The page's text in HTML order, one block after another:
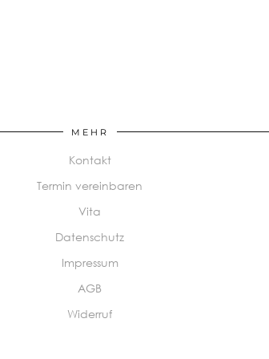
MEHR
Kontakt
Termin vereinbaren
Vita
Datenschutz
Impressum
AGB
Widerruf